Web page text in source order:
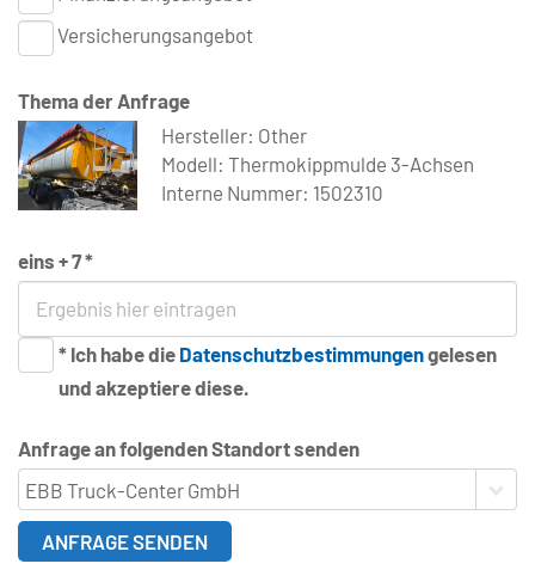
Versicherungsangebot
Thema der Anfrage
Hersteller: Other
Modell: Thermokippmulde 3-Achsen
Interne Nummer: 1502310
eins + 7 *
* Ich habe die Datenschutzbestimmungengelesen
und akzeptiere diese.
Anfrage an folgenden Standort senden
EBB Truck-Center GmbH
ANFRAGE SENDEN